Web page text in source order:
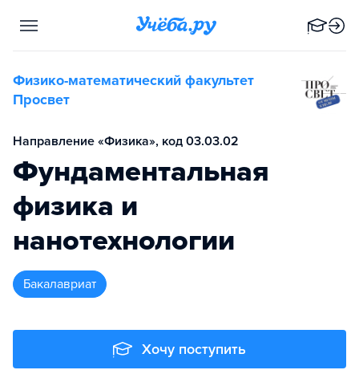
Физико-математический факультет
Просвет
Направление «Физика», код 03.03.02
Фундаментальная
физика и
нанотехнологии
бакалавриат
Хочу поступить